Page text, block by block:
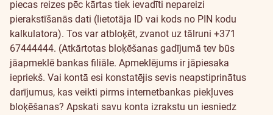
piecas reizes pēc kārtas tiek ievadīti nepareizi
pierakstīšanās dati (lietotāja ID vai kods no PIN kodu
kalkulatora). Tos var atbloķēt, zvanot uz tālruni +371
67444444. (Atkārtotas bloķēšanas gadījumā tev būs
jāapmeklē bankas filiāle. Apmeklējums ir jāpiesaka
iepriekš. Vai kontā esi konstatējis sevis neapstiprinātus
darījumus, kas veikti pirms internetbankas piekļuves
bloķēšanas? Apskati savu konta izrakstu un iesniedz